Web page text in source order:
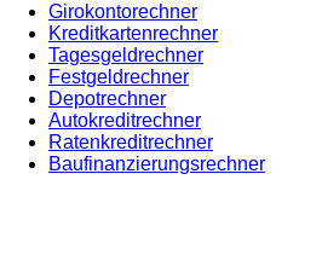
Girokontorechner
Kreditkartenrechner
Tagesgeldrechner
Festgeldrechner
Depotrechner
Autokreditrechner
Ratenkreditrechner
Baufinanzierungsrechner